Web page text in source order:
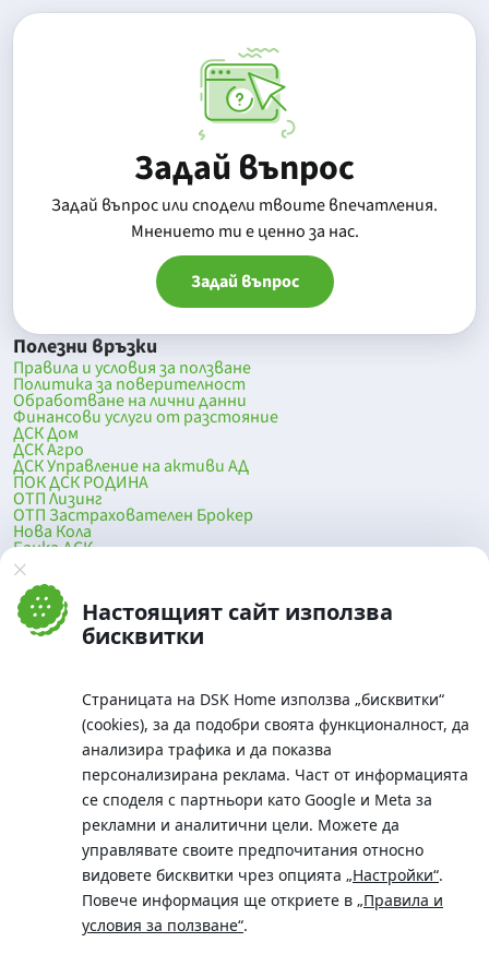
Настоящият сайт използва
бисквитки
Страницата на DSK Home използва „бисквитки“
(cookies), за да подобри своята функционалност, да
анализира трафика и да показва
персонализирана реклама. Част от информацията
се споделя с партньори като Google и Meta за
рекламни и аналитични цели. Можете да
управлявате своите предпочитания относно
видовете бисквитки чрез опцията „Настройки“.
Повече информация ще откриете в „Правила и
условия за ползване“.
Задай въпрос
Задай въпрос или сподели твоите впечатления.
Mнението ти е ценно за нас.
Задай въпрос
Полезни връзки
Правила и условия за ползване
Политика за поверителност
Обработване на лични данни
Финансови услуги от разстояние
ДСК Дом
ДСК Агро
ДСК Управление на активи АД
ПОК ДСК РОДИНА
ОТП Лизинг
ОТП Застрахователен Брокер
Нова Кола
Банка ДСК
DSK Mobile
Оферти за продажба от Банка ДСК
Клонова мрежа и банкомати
До началото на страницата
Телефон:
0700 10 375 / *2375
Московска No.19 / ул. Г. Бенковски No. 5, София 1036
SWIFT/BIC: